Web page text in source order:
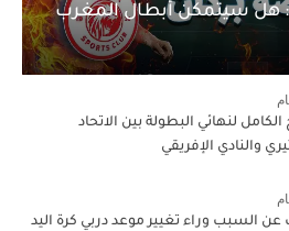
هل سيتمكن أبطال المغرب
الكامل لنهائي البطولة بين الاتحاد
والنادي الإفريقي
السبب وراء تغيير موعد دربي كرة اليد